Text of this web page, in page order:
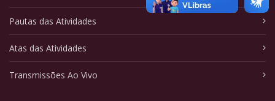
Pautas das Atividades
Atas das Atividades
Transmissões Ao Vivo